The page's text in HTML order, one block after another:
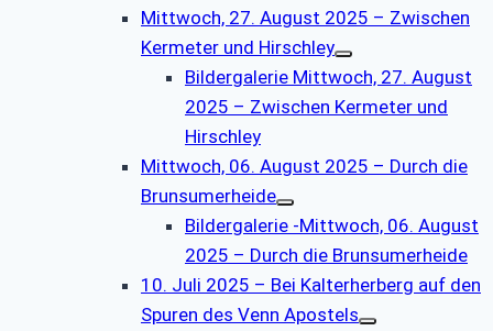
Mittwoch, 27. August 2025 – Zwischen
Kermeter und Hirschley
Bildergalerie Mittwoch, 27. August
2025 – Zwischen Kermeter und
Hirschley
Mittwoch, 06. August 2025 – Durch die
Brunsumerheide
Bildergalerie -Mittwoch, 06. August
2025 – Durch die Brunsumerheide
10. Juli 2025 – Bei Kalterherberg auf den
Spuren des Venn Apostels